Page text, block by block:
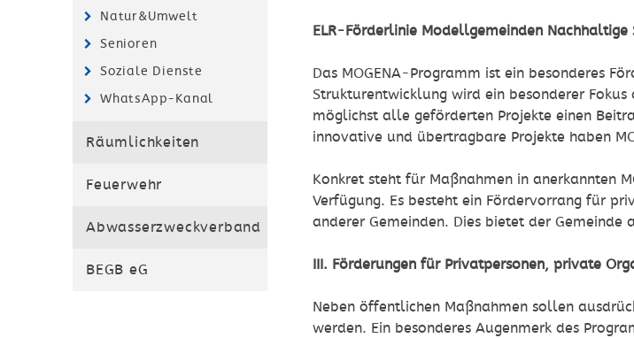
Natur&Umwelt
Senioren
Soziale Dienste
WhatsApp-Kanal
Räumlichkeiten
Feuerwehr
Abwasserzweckverband
BEGB eG
ELR-Förderlinie Modellgemeinden Nachhaltige
Das MOGENA-Programm ist ein besonderes
Strukturentwicklung wird ein besonderer
möglichst alle geförderten Projekte einen
innovative und übertragbare Projekte haben
Konkret steht für Maßnahmen in anerkannten
Verfügung. Es besteht ein Fördervorrang für
anderer Gemeinden. Dies bietet der
III. Förderungen für Privatpersonen, private
Neben öffentlichen Maßnahmen sollen
werden. Ein besonderes Augenmerk des